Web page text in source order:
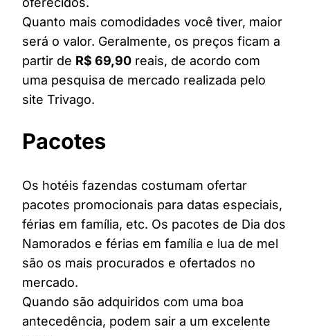
Quanto mais comodidades você tiver, maior
será o valor. Geralmente, os preços ficam a
partir de R$ 69,90 reais, de acordo com
uma pesquisa de mercado realizada pelo
site Trivago.
Pacotes
Os hotéis fazendas costumam ofertar
pacotes promocionais para datas especiais,
férias em família, etc. Os pacotes de Dia dos
Namorados e férias em família e lua de mel
são os mais procurados e ofertados no
mercado.
Quando são adquiridos com uma boa
antecedência, podem sair a um excelente